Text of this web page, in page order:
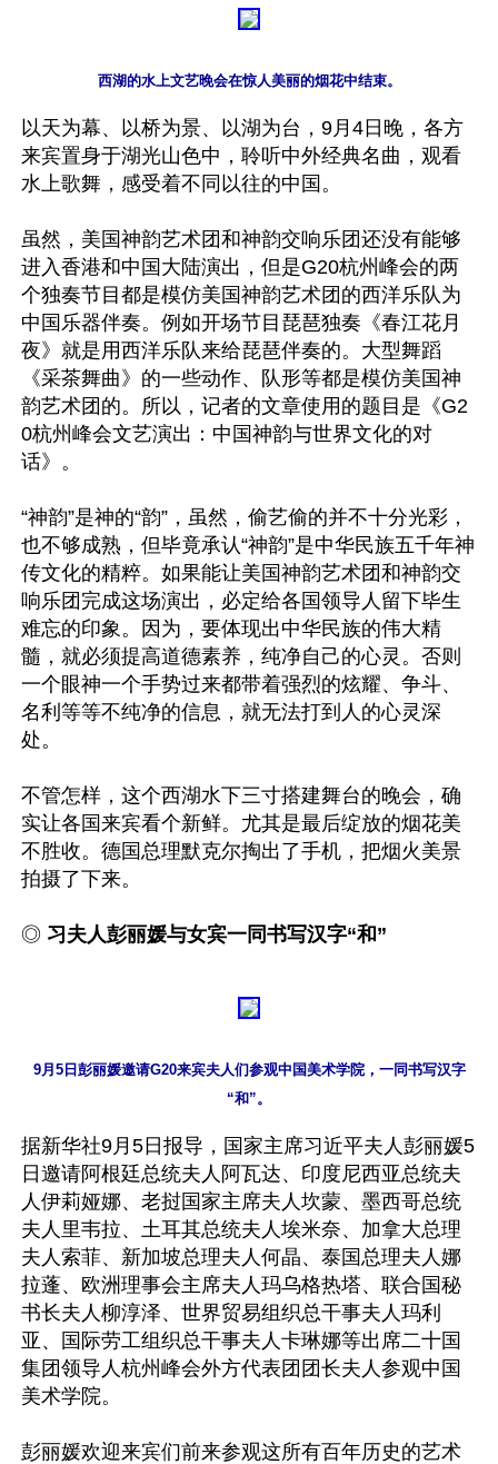
以天为幕、以桥为景、以湖为台，9月4日晚，各方
来宾置身于湖光山色中，聆听中外经典名曲，观看
水上歌舞，感受着不同以往的中国。
虽然，美国神韵艺术团和神韵交响乐团还没有能够
进入香港和中国大陆演出，但是G20杭州峰会的两
个独奏节目都是模仿美国神韵艺术团的西洋乐队为
中国乐器伴奏。例如开场节目琵琶独奏《春江花月
夜》就是用西洋乐队来给琵琶伴奏的。大型舞蹈
《采茶舞曲》的一些动作、队形等都是模仿美国神
韵艺术团的。所以，记者的文章使用的题目是《G2
0杭州峰会文艺演出：中国神韵与世界文化的对
话》。
“神韵”是神的“韵”，虽然，偷艺偷的并不十分光彩，
也不够成熟，但毕竟承认“神韵”是中华民族五千年神
传文化的精粹。如果能让美国神韵艺术团和神韵交
响乐团完成这场演出，必定给各国领导人留下毕生
难忘的印象。因为，要体现出中华民族的伟大精
髓，就必须提高道德素养，纯净自己的心灵。否则
一个眼神一个手势过来都带着强烈的炫耀、争斗、
名利等等不纯净的信息，就无法打到人的心灵深
处。
不管怎样，这个西湖水下三寸搭建舞台的晚会，确
实让各国来宾看个新鲜。尤其是最后绽放的烟花美
不胜收。德国总理默克尔掏出了手机，把烟火美景
拍摄了下来。
◎ 习夫人彭丽媛与女宾一同书写汉字“和”
9月5日彭丽媛邀请G20来宾夫人们参观中国美术学院，一同书写汉字
“和”。
据新华社9月5日报导，国家主席习近平夫人彭丽媛5
日邀请阿根廷总统夫人阿瓦达、印度尼西亚总统夫
人伊莉娅娜、老挝国家主席夫人坎蒙、墨西哥总统
夫人里韦拉、土耳其总统夫人埃米奈、加拿大总理
夫人索菲、新加坡总理夫人何晶、泰国总理夫人娜
拉蓬、欧洲理事会主席夫人玛乌格热塔、联合国秘
书长夫人柳淳泽、世界贸易组织总干事夫人玛利
亚、国际劳工组织总干事夫人卡琳娜等出席二十国
集团领导人杭州峰会外方代表团团长夫人参观中国
美术学院。
彭丽媛欢迎来宾们前来参观这所有百年历史的艺术